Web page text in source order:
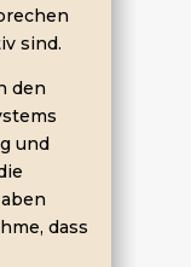
sind.
den
und
dass